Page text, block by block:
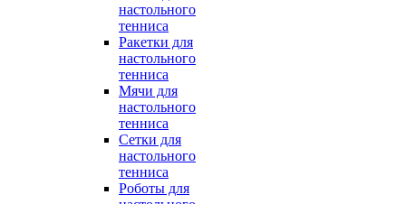
настольного
тенниса
Ракетки для
настольного
тенниса
Мячи для
настольного
тенниса
Сетки для
настольного
тенниса
Роботы для